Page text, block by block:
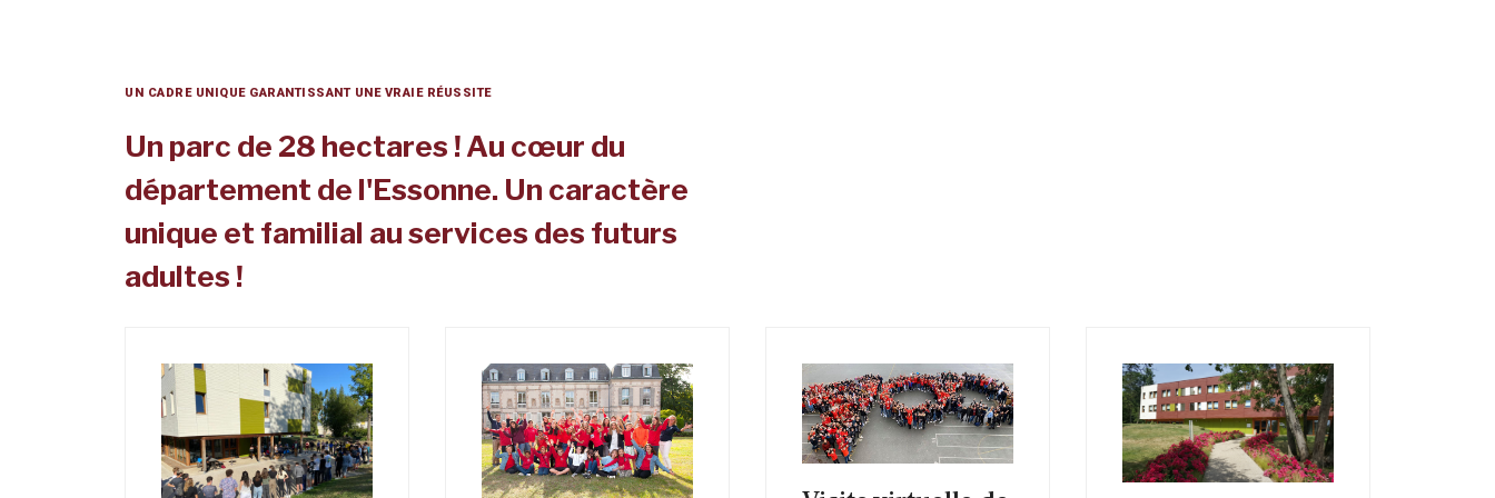
UN CADRE UNIQUE GARANTISSANT UNE VRAIE RÉUSSITE
Un parc de 28 hectares ! Au cœur du
département de l'Essonne. Un caractère
unique et familial au services des futurs
adultes !